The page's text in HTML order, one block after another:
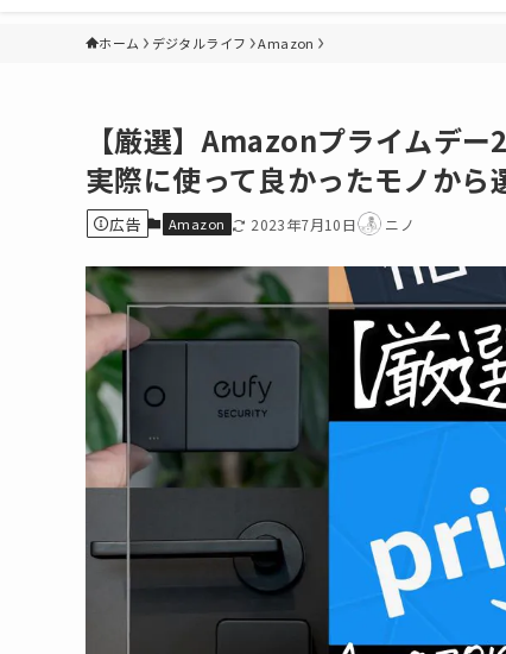
ホーム デジタルライフ Amazon
【厳選】Amazonプライムデ
実際に使って良かったモノから
広告 Amazon 2023年7月10日 ニノ